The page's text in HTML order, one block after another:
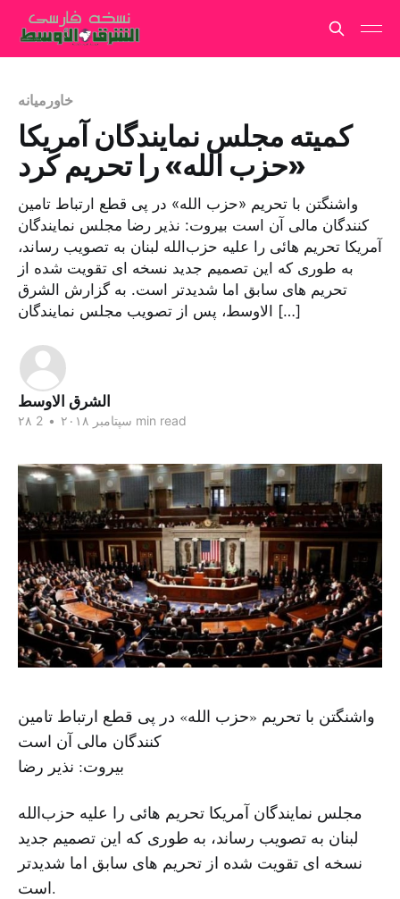
خاورمیانه
کمیته مجلس نمایندگان آمریکا
«حزب الله» را تحریم کرد
واشنگتن با تحریم «حزب الله» در پی قطع ارتباط تامین
کنندگان مالی آن است بیروت: نذیر رضا مجلس نمایندگان
آمریکا تحریم هائی را علیه حزب‌الله لبنان به تصویب رساند،
به طوری که این تصمیم جدید نسخه ای تقویت شده از
تحریم های سابق اما شدیدتر است. به گزارش الشرق
الاوسط، پس از تصویب مجلس نمایندگان […]
الشرق الاوسط
۲۸ سپتامبر ۲۰۱۸ • 2 min read
واشنگتن با تحریم «حزب الله» در پی قطع ارتباط تامین
کنندگان مالی آن است
بیروت: نذیر رضا
مجلس نمایندگان آمریکا تحریم هائی را علیه حزب‌الله
لبنان به تصویب رساند، به طوری که این تصمیم جدید
نسخه ای تقویت شده از تحریم های سابق اما شدیدتر
است.